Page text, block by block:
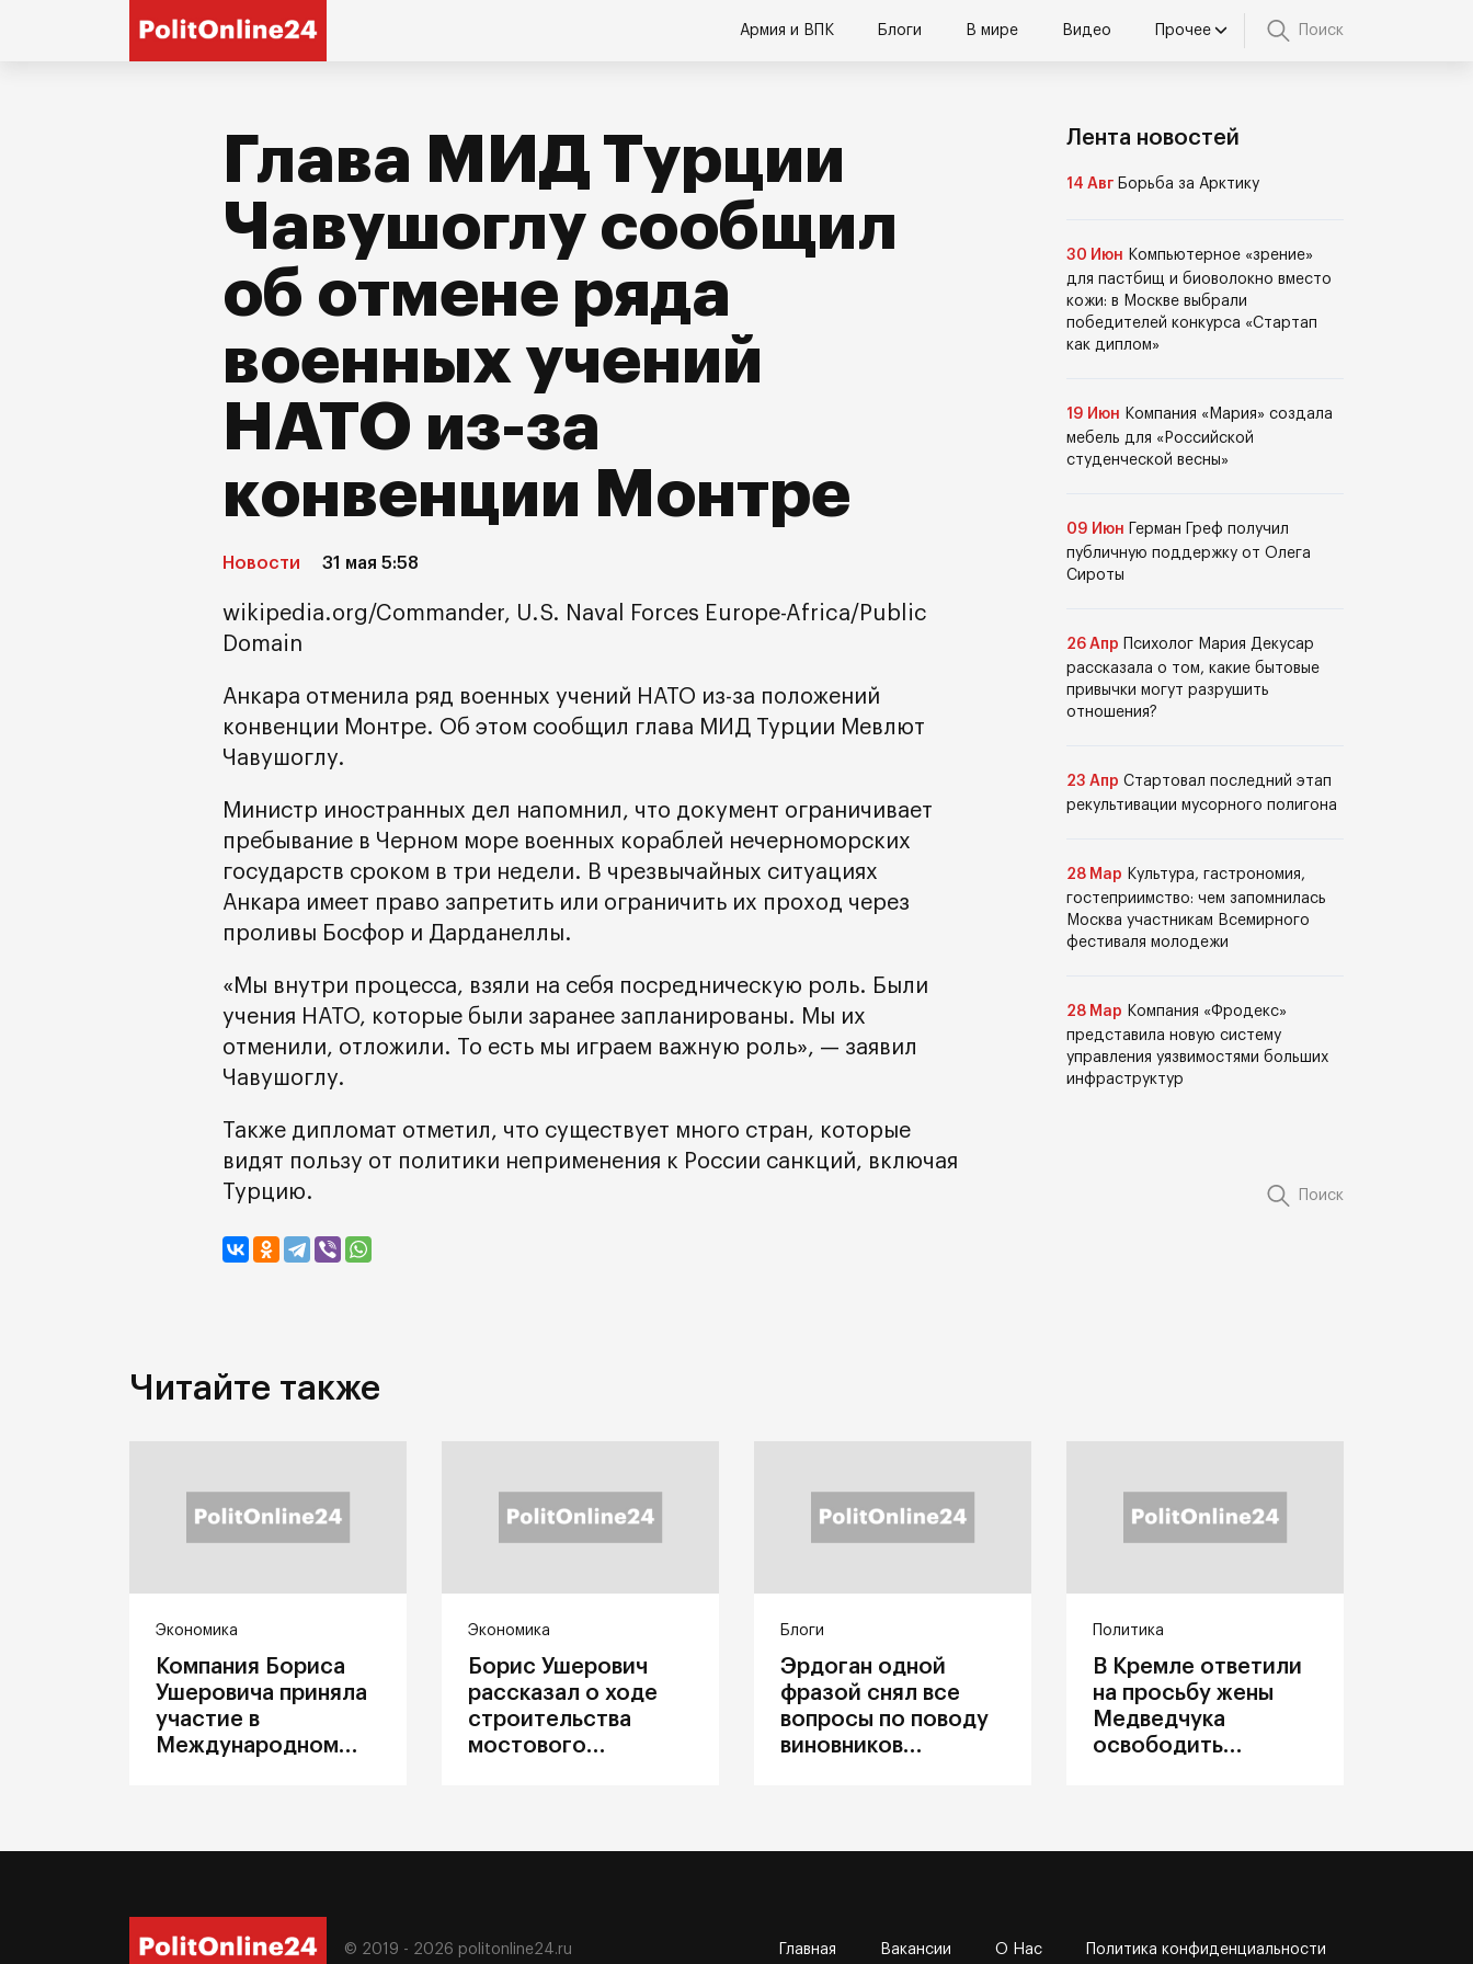
Армия и ВПК Блоги В мире Видео Прочее Поиск
Глава МИД Турции
Чавушоглу сообщил
об отмене ряда
военных учений
НАТО из-за
конвенции Монтре
Новости 31 мая 5:58
wikipedia.org/Commander, U.S. Naval Forces Europe-Africa/Public
Domain
Анкара отменила ряд военных учений НАТО из-за положений
конвенции Монтре. Об этом сообщил глава МИД Турции Мевлют
Чавушоглу.
Министр иностранных дел напомнил, что документ ограничивает
пребывание в Черном море военных кораблей нечерноморских
государств сроком в три недели. В чрезвычайных ситуациях
Анкара имеет право запретить или ограничить их проход через
проливы Босфор и Дарданеллы.
«Мы внутри процесса, взяли на себя посредническую роль. Были
учения НАТО, которые были заранее запланированы. Мы их
отменили, отложили. То есть мы играем важную роль», — заявил
Чавушоглу.
Также дипломат отметил, что существует много стран, которые
видят пользу от политики неприменения к России санкций, включая
Турцию.
Лента новостей
14 Авг Борьба за Арктику
30 Июн Компьютерное «зрение»
для пастбищ и биоволокно вместо
кожи: в Москве выбрали
победителей конкурса «Стартап
как диплом»
19 Июн Компания «Мария» создала
мебель для «Российской
студенческой весны»
09 Июн
Герман Греф получил
публичную поддержку от Олега
Сироты
26 Апр
Психолог Мария Декусар
рассказала о том, какие бытовые
привычки могут разрушить
отношения?
23 Апр Стартовал последний этап
рекультивации мусорного полигона
28 Мар Культура, гастрономия,
гостеприимство: чем запомнилась
Москва участникам Всемирного
фестиваля молодежи
28 Мар Компания «Фродекс»
представила новую систему
управления уязвимостями больших
инфраструктур
Поиск
Читайте также
Экономика
Компания Бориса
Ушеровича приняла
участие в
Международном
Экономика
Борис Ушерович
рассказал о ходе
строительства
мостового
Блоги
Эрдоган одной
фразой снял все
вопросы по поводу
виновников
Политика
В Кремле ответили
на просьбу жены
Медведчука
освободить
© 2019 - 2026 politonline24.ru Главная Вакансии О Нас Политика конфиденциальности